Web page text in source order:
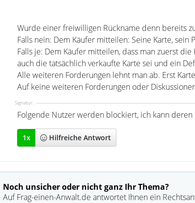
Wurde einer freiwilligen Rückname denn bereits
Falls nein: Dem Käufer mitteilen: Seine Karte, sein
Falls je: Dem Käufer mitteilen, dass man zuerst
auch die tatsächlich verkaufte Karte sei und ein
Alle weiteren Forderungen lehnt man ab. Erst
Auf keine weiteren Forderungen oder
Signatur:
Folgende Nutzer werden blockiert, ich kann deren
1x Hilfreiche Antwort
Noch unsicher oder nicht ganz Ihr Thema?
Auf Frag-einen-Anwalt.de antwortet Ihnen ein